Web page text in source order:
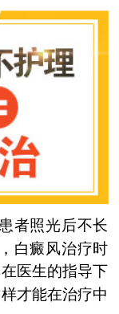
者照光后不长
白癜风治疗时
医生的指导下
才能在治疗中